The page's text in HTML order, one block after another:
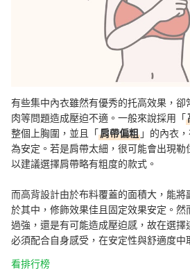
有些集中內衣雖然有優秀的托高效果，
肉等問題造成壓迫不適。一般來說採用「
整個上胸圍，並且「肩帶偏粗 」的內衣
為安定。若是肩帶太細，很可能會出現
以建議選擇肩帶略有粗度的款式。
而高背設計由於布料覆蓋的面積大，能將
於其中，修飾效果佳且固定效果安定。然
過強，還是有可能造成壓迫感，故在選擇
必須配合自身感受，在安定性與舒適度中
看排行榜